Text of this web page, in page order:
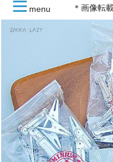
menu ＊画像転